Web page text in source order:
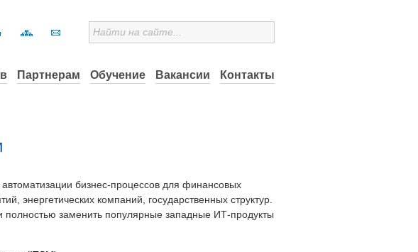
Партнерам Обучение Вакансии Контакты
бизнес-процессов для финансовых
энергетических компаний, государственных структур.
заменить популярные западные ИТ-продукты